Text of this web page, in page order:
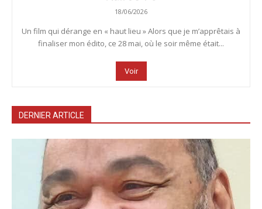
18/06/2026
Un film qui dérange en « haut lieu » Alors que je m’apprêtais à
finaliser mon édito, ce 28 mai, où le soir même était...
Voir
DERNIER ARTICLE